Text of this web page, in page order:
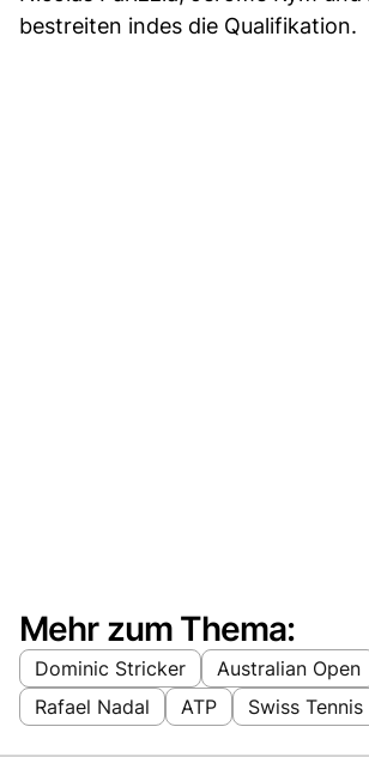
bestreiten indes die Qualifikation.
Mehr zum Thema:
Dominic Stricker
Australian Open
Rafael Nadal
ATP Swiss Tennis